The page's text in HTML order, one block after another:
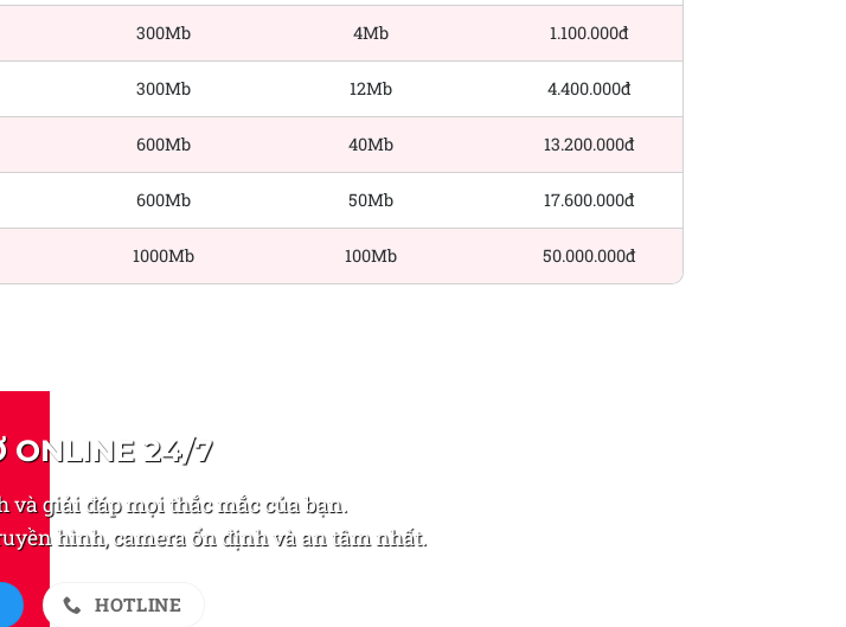
300Mb 4Mb 1.100.000đ
300Mb 12Mb 4.400.000đ
600Mb 40Mb 13.200.000đ
600Mb 50Mb 17.600.000đ
1000Mb 100Mb 50.000.000đ
ONLINE 24/7
và giải đáp mọi thắc mắc của bạn.
hình, camera ổn định và an tâm nhất.
HOTLINE